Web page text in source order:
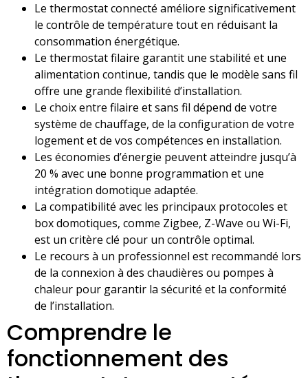
Le thermostat connecté améliore significativement
le contrôle de température tout en réduisant la
consommation énergétique.
Le thermostat filaire garantit une stabilité et une
alimentation continue, tandis que le modèle sans fil
offre une grande flexibilité d’installation.
Le choix entre filaire et sans fil dépend de votre
système de chauffage, de la configuration de votre
logement et de vos compétences en installation.
Les économies d’énergie peuvent atteindre jusqu’à
20 % avec une bonne programmation et une
intégration domotique adaptée.
La compatibilité avec les principaux protocoles et
box domotiques, comme Zigbee, Z-Wave ou Wi-Fi,
est un critère clé pour un contrôle optimal.
Le recours à un professionnel est recommandé lors
de la connexion à des chaudières ou pompes à
chaleur pour garantir la sécurité et la conformité
de l’installation.
Comprendre le
fonctionnement des